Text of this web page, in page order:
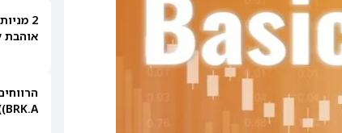
2
אוהבת